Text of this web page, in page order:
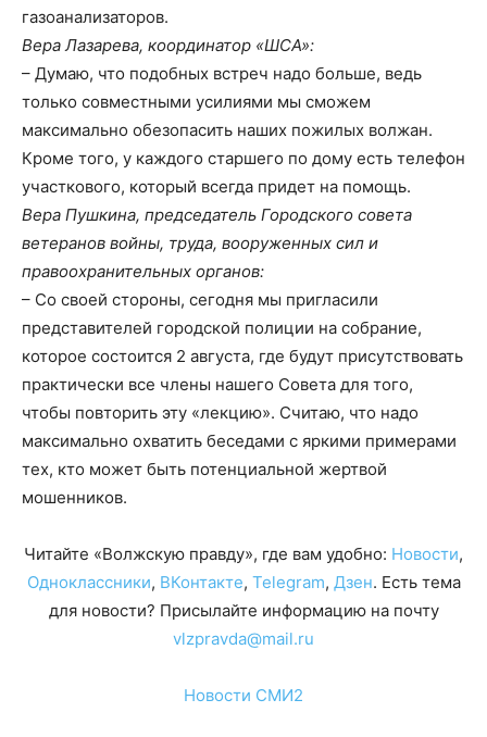
газоанализаторов.
Вера Лазарева, координатор «ШСА»:
– Думаю, что подобных встреч надо больше, ведь
только совместными усилиями мы сможем
максимально обезопасить наших пожилых волжан.
Кроме того, у каждого старшего по дому есть телефон
участкового, который всегда придет на помощь.
Вера Пушкина, председатель Городского совета
ветеранов войны, труда, вооруженных сил и
правоохранительных органов:
– Со своей стороны, сегодня мы пригласили
представителей городской полиции на собрание,
которое состоится 2 августа, где будут присутствовать
практически все члены нашего Совета для того,
чтобы повторить эту «лекцию». Считаю, что надо
максимально охватить беседами с яркими примерами
тех, кто может быть потенциальной жертвой
мошенников.
Читайте «Волжскую правду», где вам удобно: Новости,
Одноклассники, ВКонтакте, Telegram, Дзен. Есть тема
для новости? Присылайте информацию на почту
vlzpravda@mail.ru
Новости СМИ2